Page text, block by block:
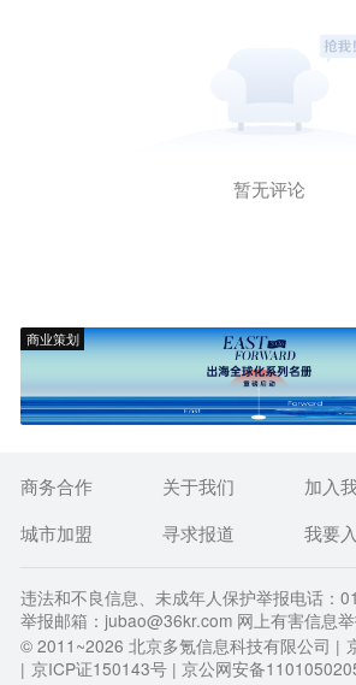
暂无评论
商业策划
商务合作 关于我们 加入
城市加盟
寻求报道 我要
违法和不良信息、未成年人保护举报电话：
举报邮箱：jubao@36kr.com 网上有害信息
© 2011~2026 北京多氪信息科技有限公司 |
| 京ICP证150143号 | 京公网安备